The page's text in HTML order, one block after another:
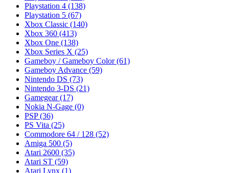
Playstation 4 (138)
Playstation 5 (67)
Xbox Classic (140)
Xbox 360 (413)
Xbox One (138)
Xbox Series X (25)
Gameboy / Gameboy Color(61)
Gameboy Advance (59)
Nintendo DS (73)
Nintendo 3-DS (21)
Gamegear(17)
Nokia N-Gage (0)
PSP(36)
PS Vita (25)
Commodore 64 / 128 (52)
Amiga 500 (5)
Atari 2600 (35)
Atari ST (59)
Atari Lynx (1)